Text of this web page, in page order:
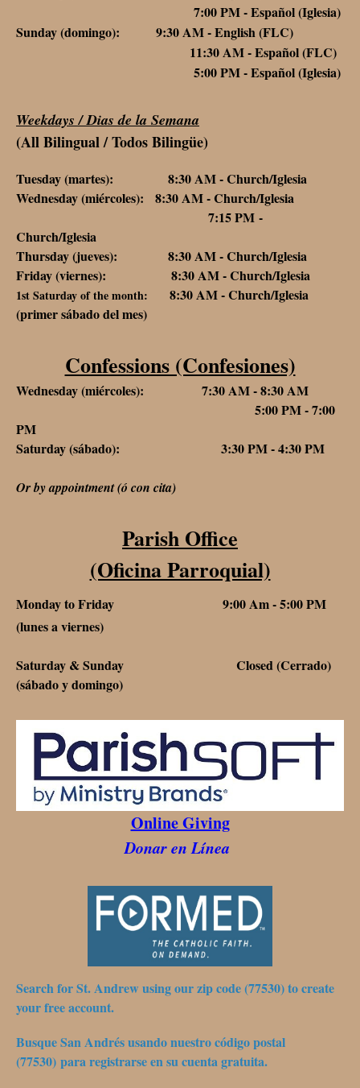
7:00 PM - Español (Iglesia)
Sunday (domingo): 9:30 AM - English (FLC)
11:30 AM - Español (FLC)
5:00 PM - Español (Iglesia)
Weekdays / Dias de la Semana
(All Bilingual / Todos Bilingüe)
Tuesday (martes): 8:30 AM - Church/Iglesia
Wednesday (miércoles): 8:30 AM - Church/Iglesia
7:15 PM -
Church/Iglesia
Thursday (jueves): 8:30 AM - Church/Iglesia
Friday (viernes): 8:30 AM - Church/Iglesia
1st Saturday of the month: 8:30 AM - Church/Iglesia
(primer sábado del mes)
Confessions (Confesiones)
Wednesday (miércoles): 7:30 AM - 8:30 AM
5:00 PM - 7:00
PM
Saturday (sábado): 3:30 PM - 4:30 PM
Or by appointment (ó con cita)
Parish Office
(Oficina Parroquial)
Monday to Friday 9:00 Am - 5:00 PM
(lunes a viernes)
Saturday & Sunday Closed (Cerrado)
(sábado y domingo)
Online Giving
Donar en Línea
Search for St. Andrew using our zip code (77530) to create
your free account.
Busque San Andrés usando nuestro código postal
(77530) para registrarse en su cuenta gratuita.